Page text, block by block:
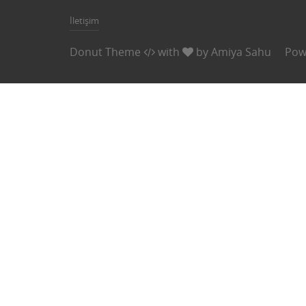
İletişim
Donut Theme with byAmiya Sahu